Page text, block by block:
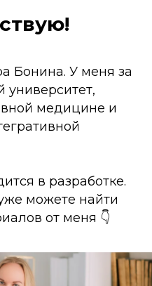
Бонина. У меня за
медицине и
в разработке.
можете найти
от меня 👇